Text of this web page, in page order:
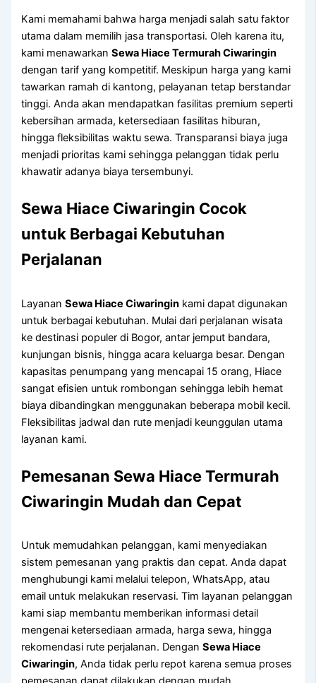
Kami memahami bahwa harga menjadi salah satu faktor
utama dalam memilih jasa transportasi. Oleh karena itu,
kami menawarkanSewa Hiace Termurah Ciwaringin
dengan tarif yang kompetitif. Meskipun harga yang kami
tawarkan ramah di kantong, pelayanan tetap berstandar
tinggi. Anda akan mendapatkan fasilitas premium seperti
kebersihan armada, ketersediaan fasilitas hiburan,
hingga fleksibilitas waktu sewa. Transparansi biaya juga
menjadi prioritas kami sehingga pelanggan tidak perlu
khawatir adanya biaya tersembunyi.
Sewa Hiace Ciwaringin Cocok
untuk Berbagai Kebutuhan
Perjalanan
LayananSewa Hiace Ciwaringin kami dapat digunakan
untuk berbagai kebutuhan. Mulai dari perjalanan wisata
ke destinasi populer di Bogor, antar jemput bandara,
kunjungan bisnis, hingga acara keluarga besar. Dengan
kapasitas penumpang yang mencapai 15 orang, Hiace
sangat efisien untuk rombongan sehingga lebih hemat
biaya dibandingkan menggunakan beberapa mobil kecil.
Fleksibilitas jadwal dan rute menjadi keunggulan utama
layanan kami.
Pemesanan Sewa Hiace Termurah
Ciwaringin Mudah dan Cepat
Untuk memudahkan pelanggan, kami menyediakan
sistem pemesanan yang praktis dan cepat. Anda dapat
menghubungi kami melalui telepon, WhatsApp, atau
email untuk melakukan reservasi. Tim layanan pelanggan
kami siap membantu memberikan informasi detail
mengenai ketersediaan armada, harga sewa, hingga
rekomendasi rute perjalanan. DenganSewa Hiace
Ciwaringin, Anda tidak perlu repot karena semua proses